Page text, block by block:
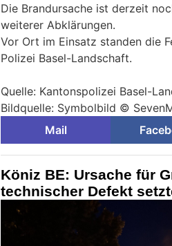
Die Brandursache ist derzeit
weiterer Abklärungen.
Vor Ort im Einsatz standen die
Polizei Basel-Landschaft.
Quelle: Kantonspolizei Basel-
Bildquelle: Symbolbild ©
Mail
Köniz BE: Ursache für
technischer Defekt